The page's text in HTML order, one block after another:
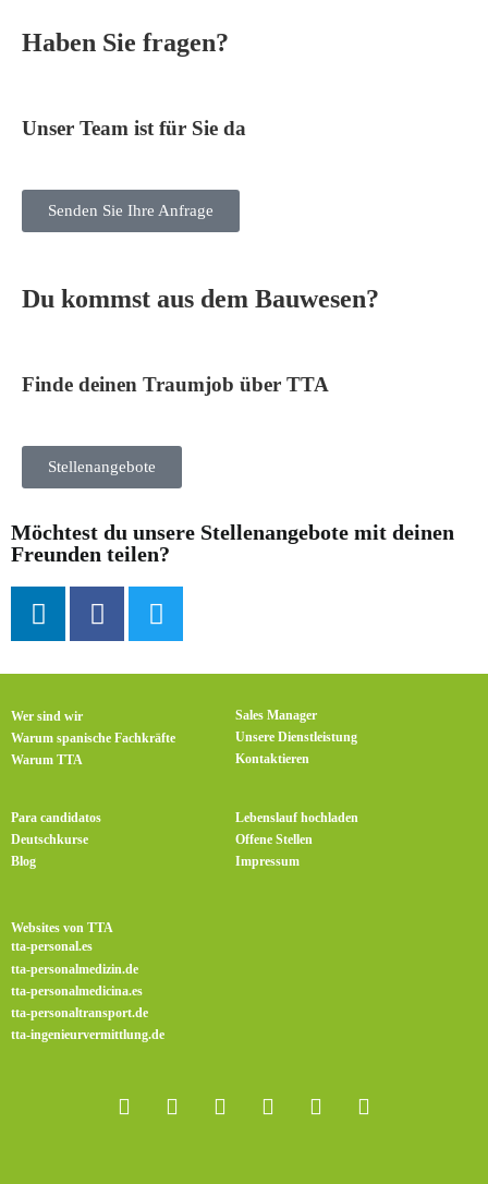
Haben Sie fragen?
Unser Team ist für Sie da
Senden Sie Ihre Anfrage
Du kommst aus dem Bauwesen?
Finde deinen Traumjob über TTA
Stellenangebote
Möchtest du unsere Stellenangebote mit deinen
Freunden teilen?
Wer sind wir
Warum spanische Fachkräfte
Warum TTA
Sales Manager
Unsere Dienstleistung
Kontaktieren
Para candidatos
Deutschkurse
Blog
Lebenslauf hochladen
Offene Stellen
Impressum
Websites von TTA
tta-personal.es
tta-personalmedizin.de
tta-personalmedicina.es
tta-personaltransport.de
tta-ingenieurvermittlung.de